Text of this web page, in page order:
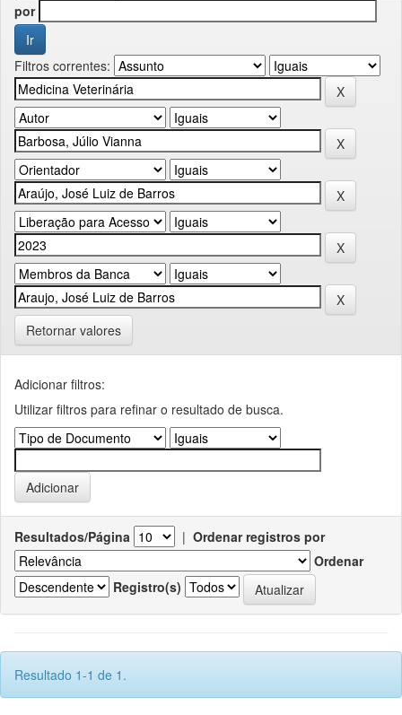
por
Filtros correntes:
Retornar valores
Adicionar filtros:
Utilizar filtros para refinar o resultado de busca.
Resultados/Página | Ordenar registros por
Ordenar
Registro(s)
Resultado 1-1 de 1.